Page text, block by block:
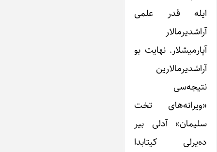
ایله قدر علمی
آراشدیرمالار
آپارمیشلار. نهایت بو
آراشدیرما‌لارین
نتیجه‌سی
«ویرانه‌های تخت
سلیمان» آدلی بیر
ده‌یرلی کیتابدا